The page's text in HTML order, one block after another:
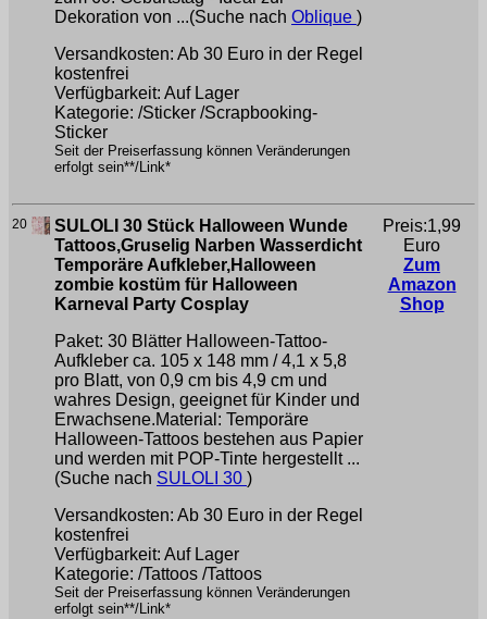
Dekoration von ...(Suche nach Oblique )
Versandkosten: Ab 30 Euro in der Regel
kostenfrei
Verfügbarkeit: Auf Lager
Kategorie: /Sticker /Scrapbooking-
Sticker
Seit der Preiserfassung können Veränderungen
erfolgt sein**/Link*
20
SULOLI 30 Stück Halloween Wunde
Tattoos,Gruselig Narben Wasserdicht
Temporäre Aufkleber,Halloween
zombie kostüm für Halloween
Karneval Party Cosplay
Paket: 30 Blätter Halloween-Tattoo-
Aufkleber ca. 105 x 148 mm / 4,1 x 5,8
pro Blatt, von 0,9 cm bis 4,9 cm und
wahres Design, geeignet für Kinder und
Erwachsene.Material: Temporäre
Halloween-Tattoos bestehen aus Papier
und werden mit POP-Tinte hergestellt ...
(Suche nach SULOLI 30 )
Versandkosten: Ab 30 Euro in der Regel
kostenfrei
Verfügbarkeit: Auf Lager
Kategorie: /Tattoos /Tattoos
Seit der Preiserfassung können Veränderungen
erfolgt sein**/Link*
Preis:1,99
Euro
Zum
Amazon
Shop